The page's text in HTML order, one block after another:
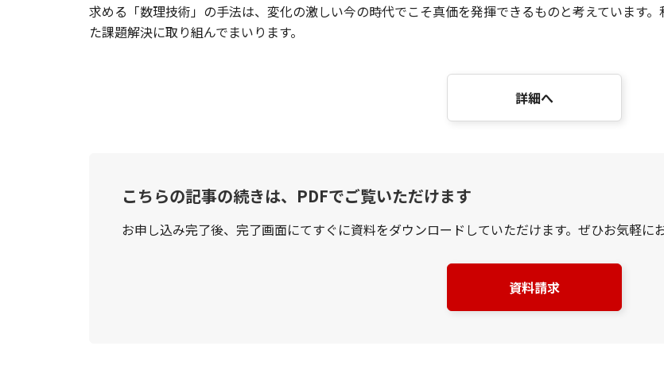
求める「数理技術」の手法は、変化の激しい今の時代でこそ真価を発揮できるものと考えています
た課題解決に取り組んでまいります。
詳細へ
こちらの記事の続きは、PDFでご覧いただけます
お申し込み完了後、完了画面にてすぐに資料をダウンロードしていただけます。ぜひお気軽に
資料請求